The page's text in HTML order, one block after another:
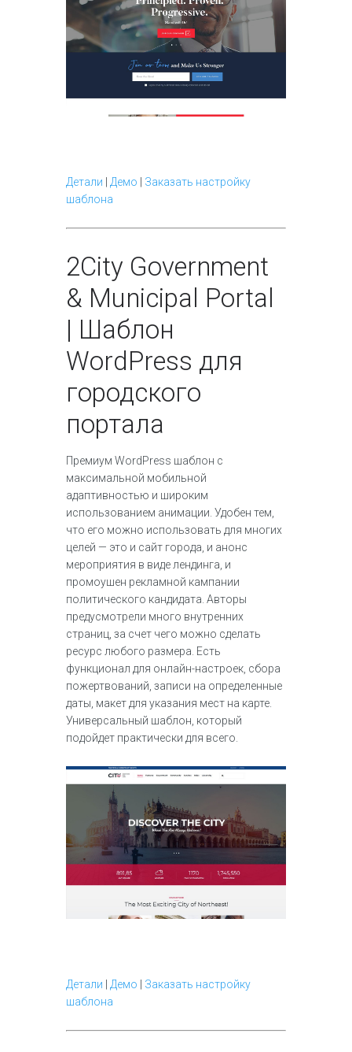
Детали Демо
Заказать настройку
шаблона
2City Government
& Municipal Portal
| Шаблон
WordPress для
городского
портала
Премиум WordPress шаблон с
максимальной мобильной
адаптивностью и широким
использованием анимации. Удобен тем,
что его можно использовать для многих
целей — это и сайт города, и анонс
мероприятия в виде лендинга, и
промоушен рекламной кампании
политического кандидата. Авторы
предусмотрели много внутренних
страниц, за счет чего можно сделать
ресурс любого размера. Есть
функционал для онлайн-настроек, сбора
пожертвований, записи на определенные
даты, макет для указания мест на карте.
Универсальный шаблон, который
подойдет практически для всего.
Детали Демо
Заказать настройку
шаблона